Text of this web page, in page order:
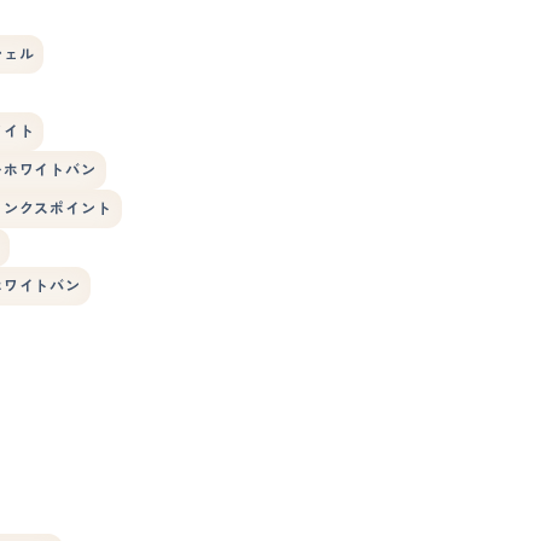
ル
ト
ワイトバン
クスポイント
イトバン